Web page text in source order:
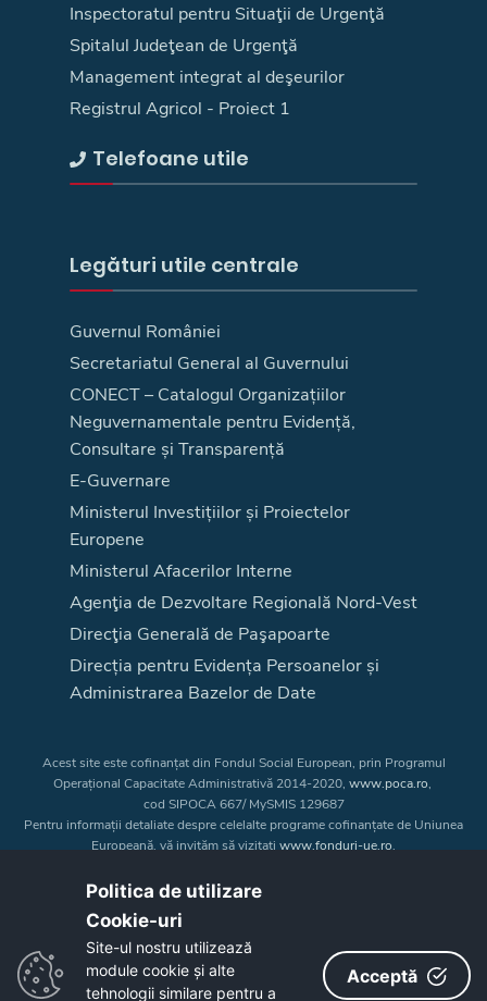
Inspectoratul pentru Situaţii de Urgenţă
Spitalul Judeţean de Urgenţă
Management integrat al deşeurilor
Registrul Agricol - Proiect 1
Telefoane utile
Legături utile centrale
Guvernul României
Secretariatul General al Guvernului
CONECT – Catalogul Organizațiilor
Neguvernamentale pentru Evidență,
Consultare și Transparență
E-Guvernare
Ministerul Investițiilor și Proiectelor
Europene
Ministerul Afacerilor Interne
Agenţia de Dezvoltare Regională Nord-Vest
Direcţia Generală de Paşapoarte
Direcția pentru Evidența Persoanelor și
Administrarea Bazelor de Date
Acest site este cofinanțat din Fondul Social European, prin Programul
Operațional Capacitate Administrativă 2014-2020, www.poca.ro,
cod SIPOCA 667/ MySMIS 129687
Pentru informații detaliate despre celelalte programe cofinanțate de Uniunea
Europeană, vă invităm să vizitați www.fonduri-ue.ro.
a Uniunii Europene. Întreaga responsabilitate asupra
Copyright © 2026 - Consiliul Judeţean Bistrița-Năsăud
Politica de utilizare
Cookie-uri‎
Site-ul nostru utilizează
module cookie și alte
tehnologii similare pentru a
Acceptă